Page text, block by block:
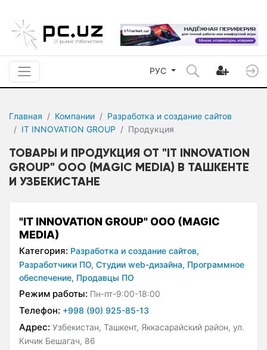
РУС
Главная Компании
Разработка и создание сайтов
IT INNOVATION GROUP
Продукция
ТОВАРЫ И ПРОДУКЦИЯ ОТ "IT INNOVATION
GROUP" OOO (MAGIC MEDIA) В ТАШКЕНТЕ
И УЗБЕКИСТАНЕ
"IT INNOVATION GROUP" OOO (MAGIC
MEDIA)
Категория: Разработка и создание сайтов,
Разработчики ПО, Студии web-дизайна, Программное
обеспечение, Продавцы ПО
Режим работы: Пн-пт-9:00-18:00
Телефон: +998 (90) 925-85-13
Адрес: Узбекистан, Ташкент, Яккасарайский район, ул.
Кичик Бешагач, 86